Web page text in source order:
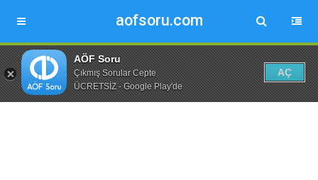
aofsoru.com
AÖF Soru
Çıkmış Sorular Cepte
ÜCRETSİZ - Google Play'de
AÇ